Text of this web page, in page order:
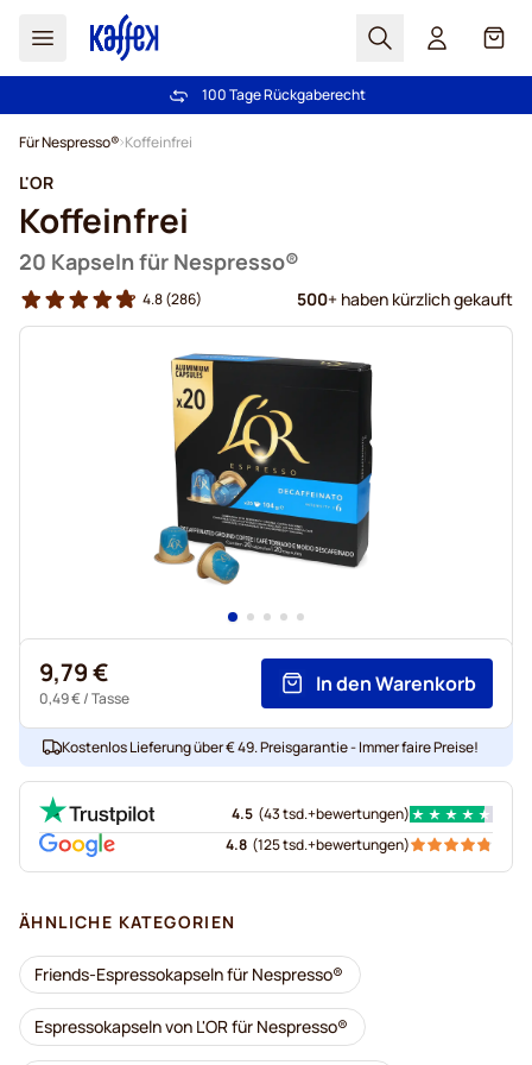
Suchen Cart
Kostenlos Lieferung über € 49
100 Tage Rückgaberecht
Für Nespresso® Koffeinfrei
L'OR
Koffeinfrei
20 Kapseln für Nespresso®
4.8(286) 500+ haben kürzlich gekauft
9,79 €
0,49 €/ Tasse
In den Warenkorb
Kostenlos Lieferung über € 49. Preisgarantie - Immer faire Preise!
4.5 (43 tsd.+bewertungen)
4.8 (125 tsd.+bewertungen)
ÄHNLICHE KATEGORIEN
Friends-Espressokapseln für Nespresso®
Espressokapseln von L'OR für Nespresso®